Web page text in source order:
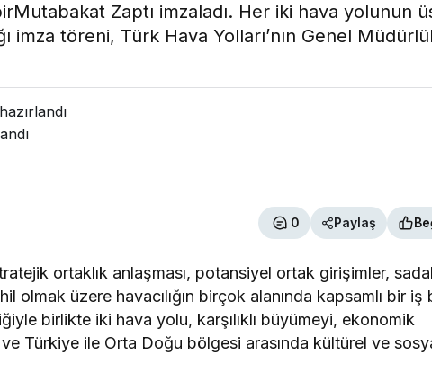
Zaptı imzaladı. Her iki hava yolunun
imza töreni, Türk Hava Yolları’nın Genel
0 Paylaş
ortaklık anlaşması, potansiyel ortak girişimler,
olmak üzere havacılığın birçok alanında kapsamlı bir iş
birlikte iki hava yolu, karşılıklı büyümeyi, ekonomik
Türkiye ile Orta Doğu bölgesi arasında kültürel ve